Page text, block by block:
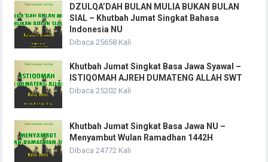
DZULQA’DAH BULAN MULIA BUKAN BULAN
SIAL – Khutbah Jumat Singkat Bahasa
Indonesia NU
Dibaca 25658 Kali
Khutbah Jumat Singkat Basa Jawa Syawal –
ISTIQOMAH AJREH DUMATENG ALLAH SWT
Dibaca 25202 Kali
Khutbah Jumat Singkat Basa Jawa NU –
Menyambut Wulan Ramadhan 1442H
Dibaca 24772 Kali